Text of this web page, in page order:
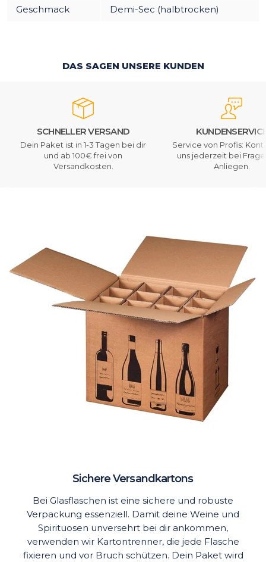
Geschmack Demi-Sec (halbtrocken)
DAS SAGEN UNSERE KUNDEN
SCHNELLER VERSAND
Dein Paket ist in 1-3 Tagen bei dir
und ab 100€ frei von
Versandkosten.
Service von Profis:
uns jederzeit bei
Anliegen.
Sichere Versandkartons
Bei Glasflaschen ist eine sichere und robuste
Verpackung essenziell. Damit deine Weine und
Spirituosen unversehrt bei dir ankommen,
verwenden wir Kartontrenner, die jede Flasche
fixieren und vor Bruch schützen. Dein Paket wird